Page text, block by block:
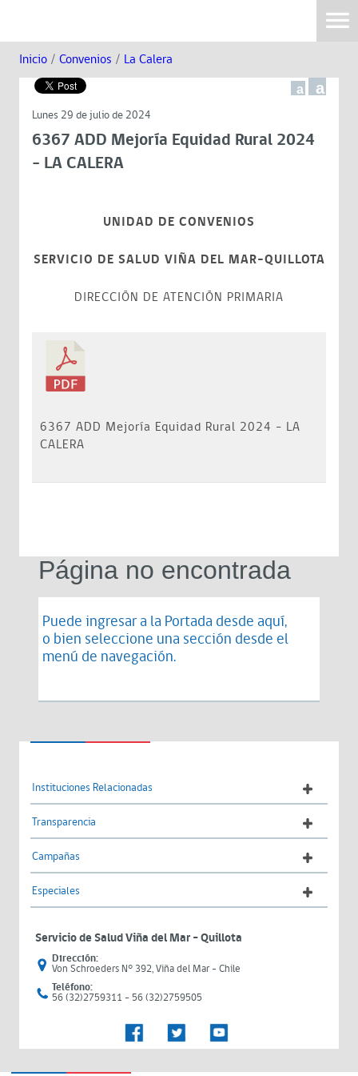
Inicio / Convenios / La Calera
a a
Lunes 29 de julio de 2024
6367 ADD Mejoría Equidad Rural 2024
- LA CALERA
UNIDAD DE CONVENIOS
SERVICIO DE SALUD VIÑA DEL MAR-QUILLOTA
DIRECCIÓN DE ATENCIÓN PRIMARIA
6367 ADD Mejoría Equidad Rural 2024 - LA
CALERA
Página no encontrada
Puede ingresar a la Portada desde aquí,
o bien seleccione una sección desde el
menú de navegación.
Instituciones Relacionadas
Transparencia
Campañas
Especiales
Servicio de Salud Viña del Mar – Quillota
Dirección:
Von Schroeders N° 392, Viña del Mar - Chile
Teléfono:
56 (32)2759311 - 56 (32)2759505